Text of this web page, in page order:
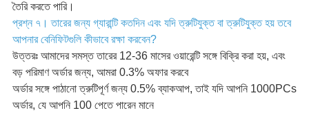
তৈরি করতে পারি।
প্রশ্ন ৭। তারের জন্য গ্যারান্টি কতদিন এবং যদি ত্রুটিযুক্ত বা ত্রুটিযুক্ত হয় তবে
আপনার বেনিফিটগুলি কীভাবে রক্ষা করবেন?
উত্তরঃ আমাদের সমস্ত তারের 12-36 মাসের ওয়ারেন্টি সঙ্গে বিক্রি করা হয়, এবং
বড় পরিমাণ অর্ডার জন্য, আমরা 0.3% অফার করবে
অর্ডার সঙ্গে পাঠানো ত্রুটিপূর্ণ জন্য 0.5% ব্যাকআপ, তাই যদি আপনি 1000PCs
অর্ডার, যে আপনি 100 পেতে পারেন মানে